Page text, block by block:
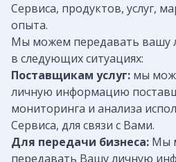
Сервиса, продуктов, услуг,
опыта.
Мы можем передавать
в следующих ситуациях:
Поставщикам услуг: мы
личную информацию
мониторинга и анализа
Сервиса, для связи с Вами.
Для передачи бизнеса: Мы
передавать Вашу личную